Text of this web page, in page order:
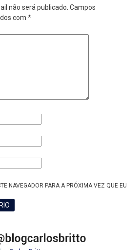
não será publicado. Campos
com *
NAVEGADOR PARA A PRÓXIMA VEZ QUE EU